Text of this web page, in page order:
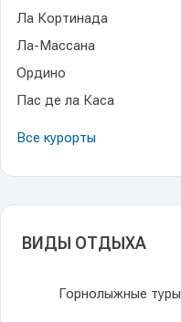
Ла Кортинада
Ла-Массана
Ордино
Пас де ла Каса
Все курорты
ВИДЫ ОТДЫХА
Горнолыжные туры